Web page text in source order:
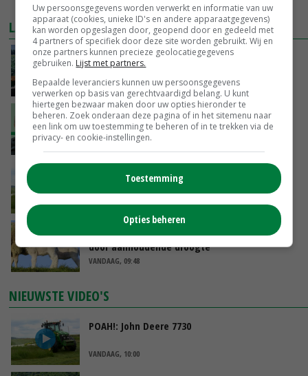
LAATSTE NIEUWS
‘Cijfer jezelf niet weg en doe vooral ook waar
je gelukkig van wordt’
VANDAAG, 13:31
‘De droogte begint ver voor de grens bij
Lobith’
VANDAAG, 11:00
POAH!: John Deere 7730
Geen vee meer op Noord-Hollandse zeedijken
door aanhoudende droogte
VANDAAG, 09:48
NIEUWSTE VIDEO'S
POAH!: John Deere 7730
VANDAAG, 10:00
Uw persoonsgegevens worden verwerkt en informatie van uw
apparaat (cookies, unieke ID's en andere apparaatgegevens)
kan worden opgeslagen door, geopend door en gedeeld met
4 partners of specifiek door deze site worden gebruikt. Wij en
onze partners kunnen precieze geolocatiegegevens
gebruiken. Lijst met partners.
Bepaalde leveranciers kunnen uw persoonsgegevens
verwerken op basis van gerechtvaardigd belang. U kunt
hiertegen bezwaar maken door uw opties hieronder te
beheren. Zoek onderaan deze pagina of in het sitemenu naar
een link om uw toestemming te beheren of in te trekken via de
privacy- en cookie-instellingen.
Toestemming
Opties beheren